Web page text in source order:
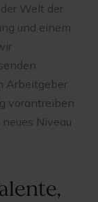
Welt der
und einem
Arbeitgeber
vorantreiben
Niveau